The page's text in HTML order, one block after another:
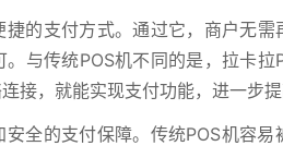
的支付方式。通过它，商户无
与传统POS机不同的是，拉卡
接，就能实现支付功能，进一步提
全的支付保障。传统POS机容易